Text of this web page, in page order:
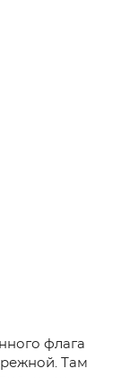
флага
Там